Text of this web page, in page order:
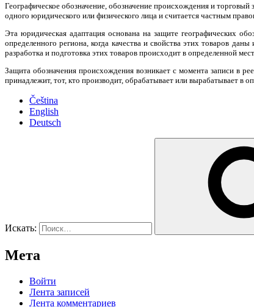
Географическое обозначение, обозначение происхождения и
одного юридического или физического лица и считается частным
Эта юридическая адаптация основана на защите географических
определенного региона, когда качества и свойства этих товаров
разработка и подготовка этих товаров происходит в определенной
Защита обозначения происхождения возникает с момента записи в
принадлежит, тот, кто производит, обрабатывает или вырабатывает в
Čeština
English
Deutsch
Искать:
Мета
Войти
Лента записей
Лента комментариев